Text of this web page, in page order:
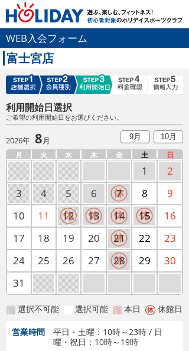
WEB入会フォーム
富士宮店
利用開始日選択
ご希望の利用開始日をお選びください。
2026年 8月 9月 10月
月 火 水 木 金 土 日
1
2
3
4 5 6 7 8
9
10
11 12 13 14 15
16
17
18 19 20 21 22
23
24
25 26 27 28 29
30
31
選択不可能 選択可能 本日 休館日
営業時間
平日・土曜：10時～23時 / 日
曜・祝日：10時～19時